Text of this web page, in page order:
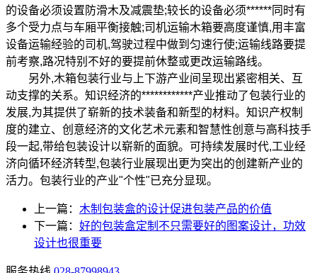
的设备必须设置防滑木及减震垫;较长的设备必须******同时有
多个受力点与车厢平衡接触;司机运输木箱要高度谨慎,用丰富
设备运输经验的司机,驾驶过程中做到匀速行使;运输线路要提
前考察,路况特别不好的要提前休整或更改运输路线。
另外,木箱包装行业与上下游产业间呈现出紧密相关、互
动支撑的关系。知识经济的************产业推动了包装行业的
发展,为其提供了崭新的技术装备和新型的材料。知识产权制
度的建立、创意经济的文化艺术元素和智慧性创意与高科技手
段一起,带给包装设计以崭新的面貌。可持续发展时代,工业经
济向循环经济转型,包装行业展现出更为突出的创建新产业的
活力。包装行业的产业"个性"已充分显现。
上一篇： 木制包装盒的设计促进包装产品的价值
下一篇： 好的包装盒定制不只需要好的图案设计，功效
设计也很重要